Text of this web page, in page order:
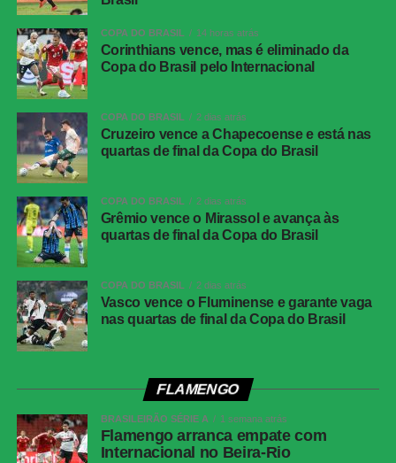
ida das oitavas de final)
Data e horário:03.08 (segunda-feira), às 21h (de
Brasília)
Local:
FICHA
TÉCNICA
Partida
Competição
Campeonato Brasileiro – 21ª rodada
Local
Neo Química Arena, São Paulo (SP)
Data
Horário
19h30 (de Brasília)
Público
38.963 torcedores
Renda
Benavídez, Jadson, Portilla e Santos
(Athletico-PR); Fernando Diniz, André
Ramalho, Matheuzinho e Rodrigo Garro
(Corinthians)
COPA DO BRASIL 14 horas atrás
Corinthians vence, mas é eliminado da
Copa do Brasil pelo Internacional
COPA DO BRASIL 2 dias atrás
Cruzeiro vence a Chapecoense e está nas
quartas de final da Copa do Brasil
COPA DO BRASIL 2 dias atrás
Grêmio vence o Mirassol e avança às
quartas de final da Copa do Brasil
COPA DO BRASIL 2 dias atrás
Vasco vence o Fluminense e garante vaga
nas quartas de final da Copa do Brasil
FLAMENGO
BRASILEIRÃO SÉRIE A 1 semana atrás
Flamengo arranca empate com
Internacional no Beira-Rio